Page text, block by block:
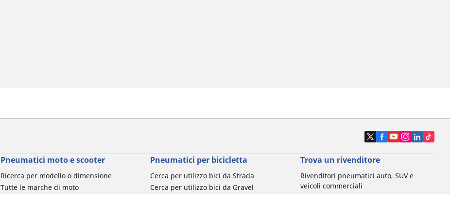
Pneumatici moto e scooter
Ricerca per modello o dimensione
Tutte le marche di moto
Pneumatici per bicicletta
Cerca per utilizzo bici da Strada
Cerca per utilizzo bici da Gravel
Trova un rivenditore
Rivenditori pneumatici auto, SUV e
veicoli commerciali